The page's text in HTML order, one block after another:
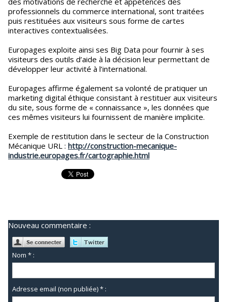
professionnels du commerce international, sont traitées
puis restituées aux visiteurs sous forme de cartes
interactives contextualisées.
Europages exploite ainsi ses Big Data pour fournir à ses
visiteurs des outils d’aide à la décision leur permettant de
développer leur activité à l’international.
Europages affirme également sa volonté de pratiquer un
marketing digital éthique consistant à restituer aux visiteurs
du site, sous forme de « connaissance », les données que
ces mêmes visiteurs lui fournissent de manière implicite.
Exemple de restitution dans le secteur de la Construction
Mécanique URL : http://construction-mecanique-
industrie.europages.fr/cartographie.html
Nouveau commentaire :
Nom * :
Adresse email (non publiée) * :